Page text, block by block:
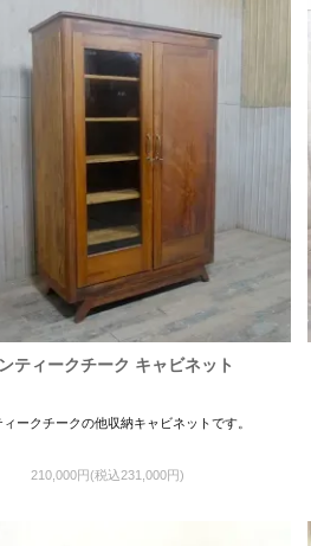
ティークチーク キャビネット
ィークチークの他収納キャビネットです。
210,000円(税込231,000円)